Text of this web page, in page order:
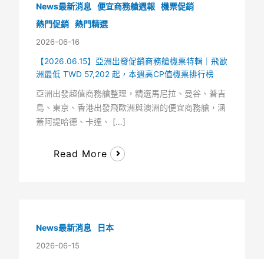
News最新消息 便宜商務艙週報 機票促銷
熱門促銷 熱門精選
2026-06-16
【2026.06.15】亞洲出發促銷商務艙機票特輯｜飛歐
洲最低 TWD 57,202 起，本週高CP值機票排行榜
亞洲出發超值商務艙整理，精選馬尼拉、曼谷、普吉
島、東京、香港出發飛歐洲與澳洲的便宜商務艙，涵
蓋阿提哈德、卡達、 […]
Read More
News最新消息 日本
2026-06-15